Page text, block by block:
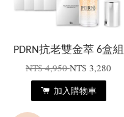
PDRN抗老雙金萃 6盒組
NT$ 4,950NT$ 3,280
加入購物車